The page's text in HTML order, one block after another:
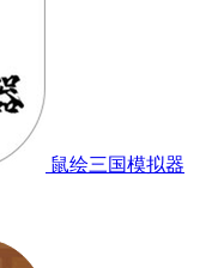
鼠绘三国模拟器